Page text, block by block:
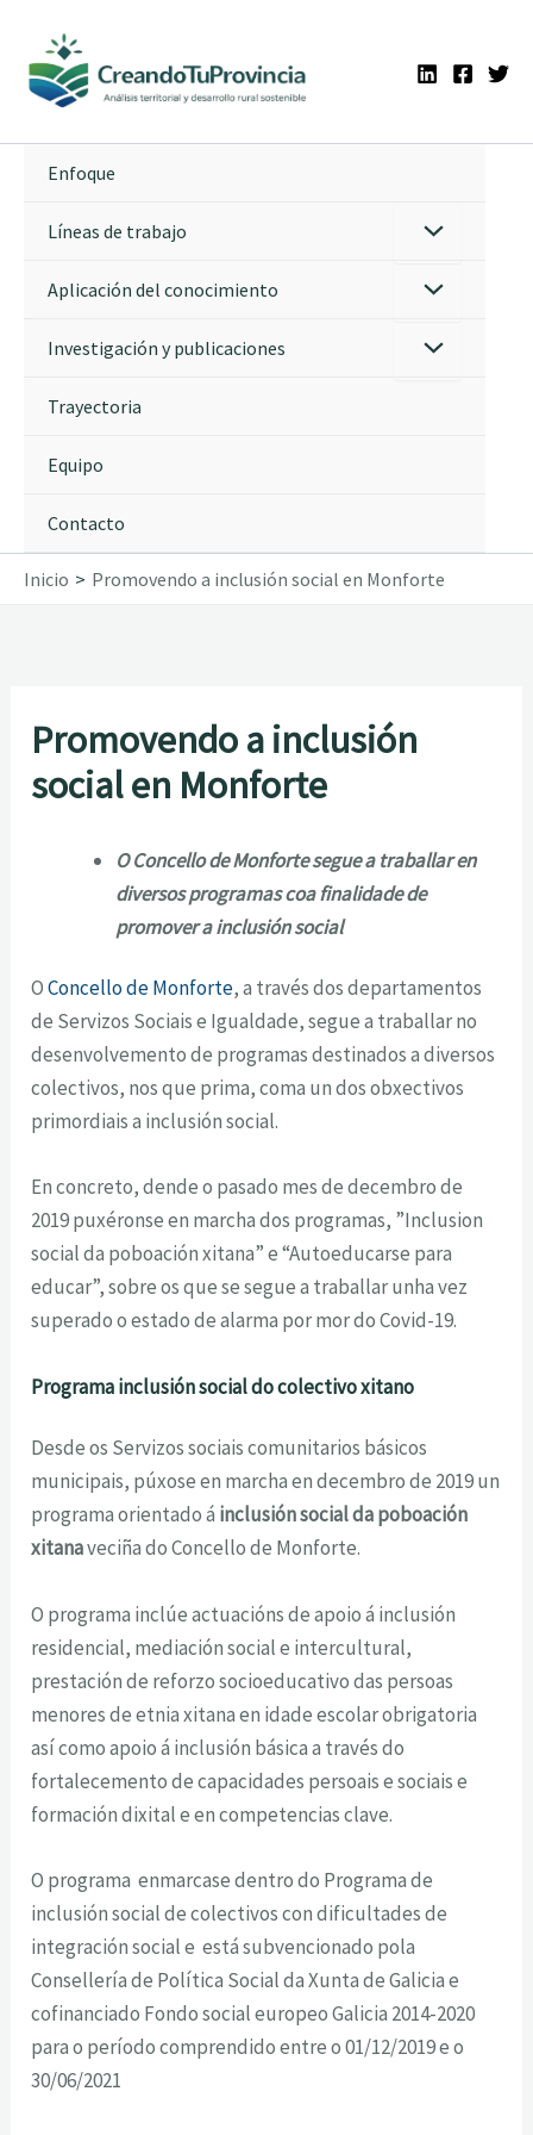
contenido
Enfoque
Líneas de trabajo
Aplicación del conocimiento
Investigación y publicaciones
Trayectoria
Equipo
Contacto
Inicio Promovendo a inclusión social en Monforte
Promovendo a inclusión
social en Monforte
O Concello de Monforte segue a traballar en
diversos programas coa finalidade de
promover a inclusión social
OConcello de Monforte, a través dos departamentos
de Servizos Sociais e Igualdade, segue a traballar no
desenvolvemento de programas destinados a diversos
colectivos, nos que prima, coma un dos obxectivos
primordiais a inclusión social.
En concreto, dende o pasado mes de decembro de
2019 puxéronse en marcha dos programas, ”Inclusion
social da poboación xitana” e “Autoeducarse para
educar”, sobre os que se segue a traballar unha vez
superado o estado de alarma por mor do Covid-19.
Programa inclusión social do colectivo xitano
Desde os Servizos sociais comunitarios básicos
municipais, púxose en marcha en decembro de 2019 un
programa orientado á inclusión social da poboación
xitanaveciña do Concello de Monforte.
O programa inclúe actuacións de apoio á inclusión
residencial, mediación social e intercultural,
prestación de reforzo socioeducativo das persoas
menores de etnia xitana en idade escolar obrigatoria
así como apoio á inclusión básica a través do
fortalecemento de capacidades persoais e sociais e
formación dixital e en competencias clave.
O programa enmarcase dentro do Programa de
inclusión social de colectivos con dificultades de
integración social e está subvencionado pola
Consellería de Política Social da Xunta de Galicia e
cofinanciado Fondo social europeo Galicia 2014-2020
para o período comprendido entre o 01/12/2019 e o
30/06/2021